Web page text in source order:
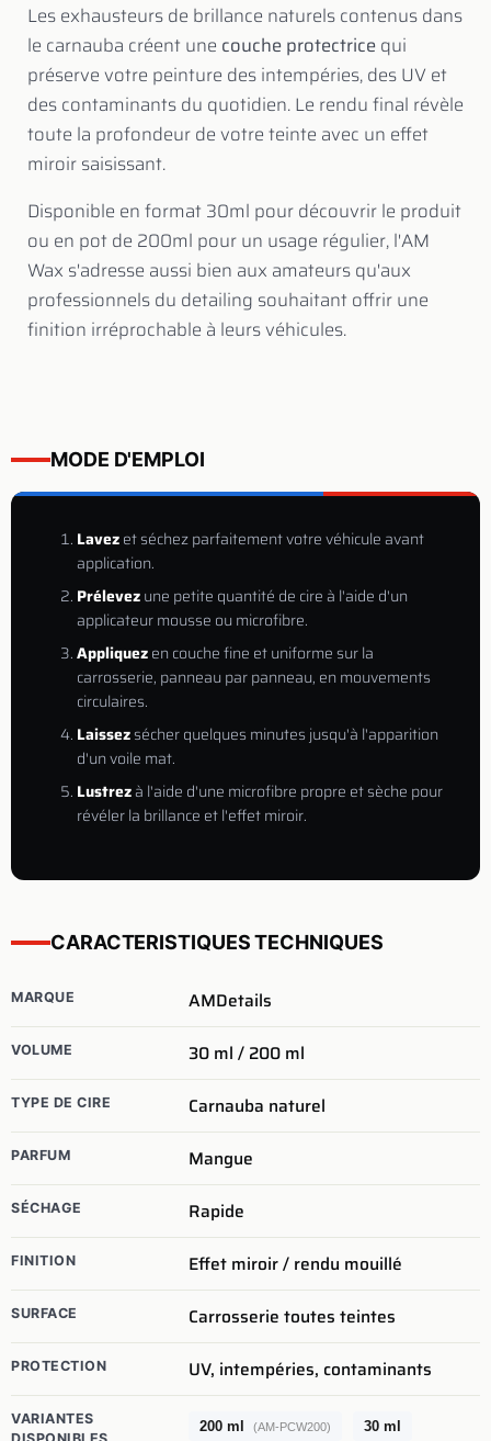
Les exhausteurs de brillance naturels contenus dans
le carnauba créent une couche protectricequi
préserve votre peinture des intempéries, des UV et
des contaminants du quotidien. Le rendu final révèle
toute la profondeur de votre teinte avec un effet
miroir saisissant.
Disponible en format 30ml pour découvrir le produit
ou en pot de 200ml pour un usage régulier, l'AM
Wax s'adresse aussi bien aux amateurs qu'aux
professionnels du detailing souhaitant offrir une
finition irréprochable à leurs véhicules.
MODE D'EMPLOI
Lavezet séchez parfaitement votre véhicule avant
application.
Prélevezune petite quantité de cire à l'aide d'un
applicateur mousse ou microfibre.
Appliquezen couche fine et uniforme sur la
carrosserie, panneau par panneau, en mouvements
circulaires.
Laissezsécher quelques minutes jusqu'à l'apparition
d'un voile mat.
Lustrezà l'aide d'une microfibre propre et sèche pour
révéler la brillance et l'effet miroir.
CARACTERISTIQUES TECHNIQUES
MARQUE AMDetails
VOLUME 30 ml / 200 ml
TYPE DE CIRE Carnauba naturel
PARFUM Mangue
SÉCHAGE Rapide
FINITION Effet miroir / rendu mouillé
SURFACE Carrosserie toutes teintes
PROTECTION UV, intempéries, contaminants
VARIANTES
200 ml (AM-PCW200) 30 ml